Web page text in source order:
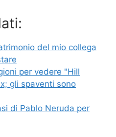
del mio collega
per vedere "Hill
gli spaventi sono
di Pablo Neruda per